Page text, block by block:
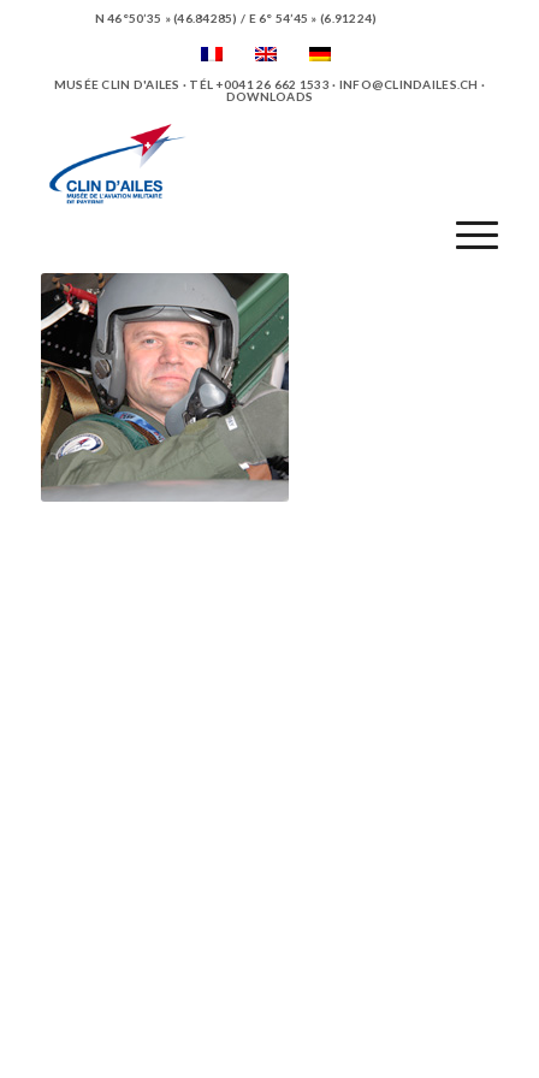
N 46°50’35 » (46.84285) / E 6° 54’45 » (6.91224)
MUSÉE CLIN D'AILES · TÉL +0041 26 662 1533 · INFO@CLINDAILES.CH ·
DOWNLOADS